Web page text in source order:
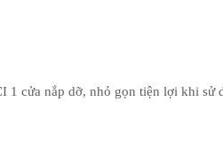
1 cửa nắp dỡ, nhỏ gọn tiện lợi khi sử